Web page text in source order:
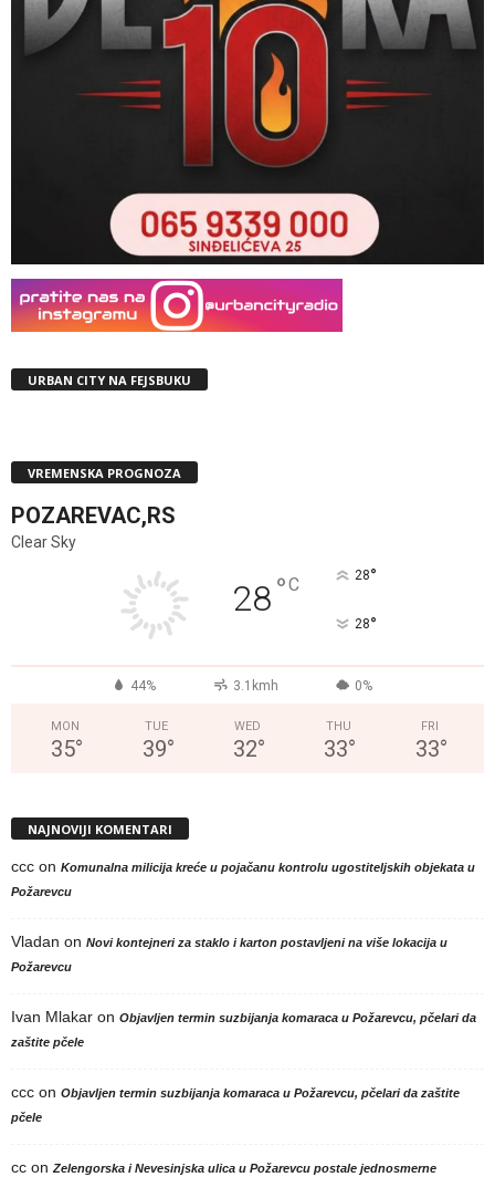
URBAN CITY NA FEJSBUKU
VREMENSKA PROGNOZA
POZAREVAC,RS
Clear Sky
28°C 28°
28°
44% 3.1kmh 0%
MON
35°
TUE
39°
WED
32°
THU
33°
FRI
33°
NAJNOVIJI KOMENTARI
ccc on Komunalna milicija kreće u pojačanu kontrolu ugostiteljskih objekata u
Požarevcu
Vladan on Novi kontejneri za staklo i karton postavljeni na više lokacija u
Požarevcu
Ivan Mlakar on Objavljen termin suzbijanja komaraca u Požarevcu, pčelari da
zaštite pčele
ccc on Objavljen termin suzbijanja komaraca u Požarevcu, pčelari da zaštite
pčele
cc on Zelengorska i Nevesinjska ulica u Požarevcu postale jednosmerne